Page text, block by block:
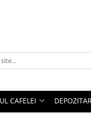
CAFELEI